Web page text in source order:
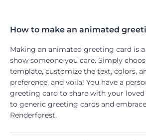
How to make an animated
Making an animated greeting card is
show someone you care. Simply
template, customize the text, colors,
preference, and voila! You have a
greeting card to share with your loved
to generic greeting cards and
Renderforest.